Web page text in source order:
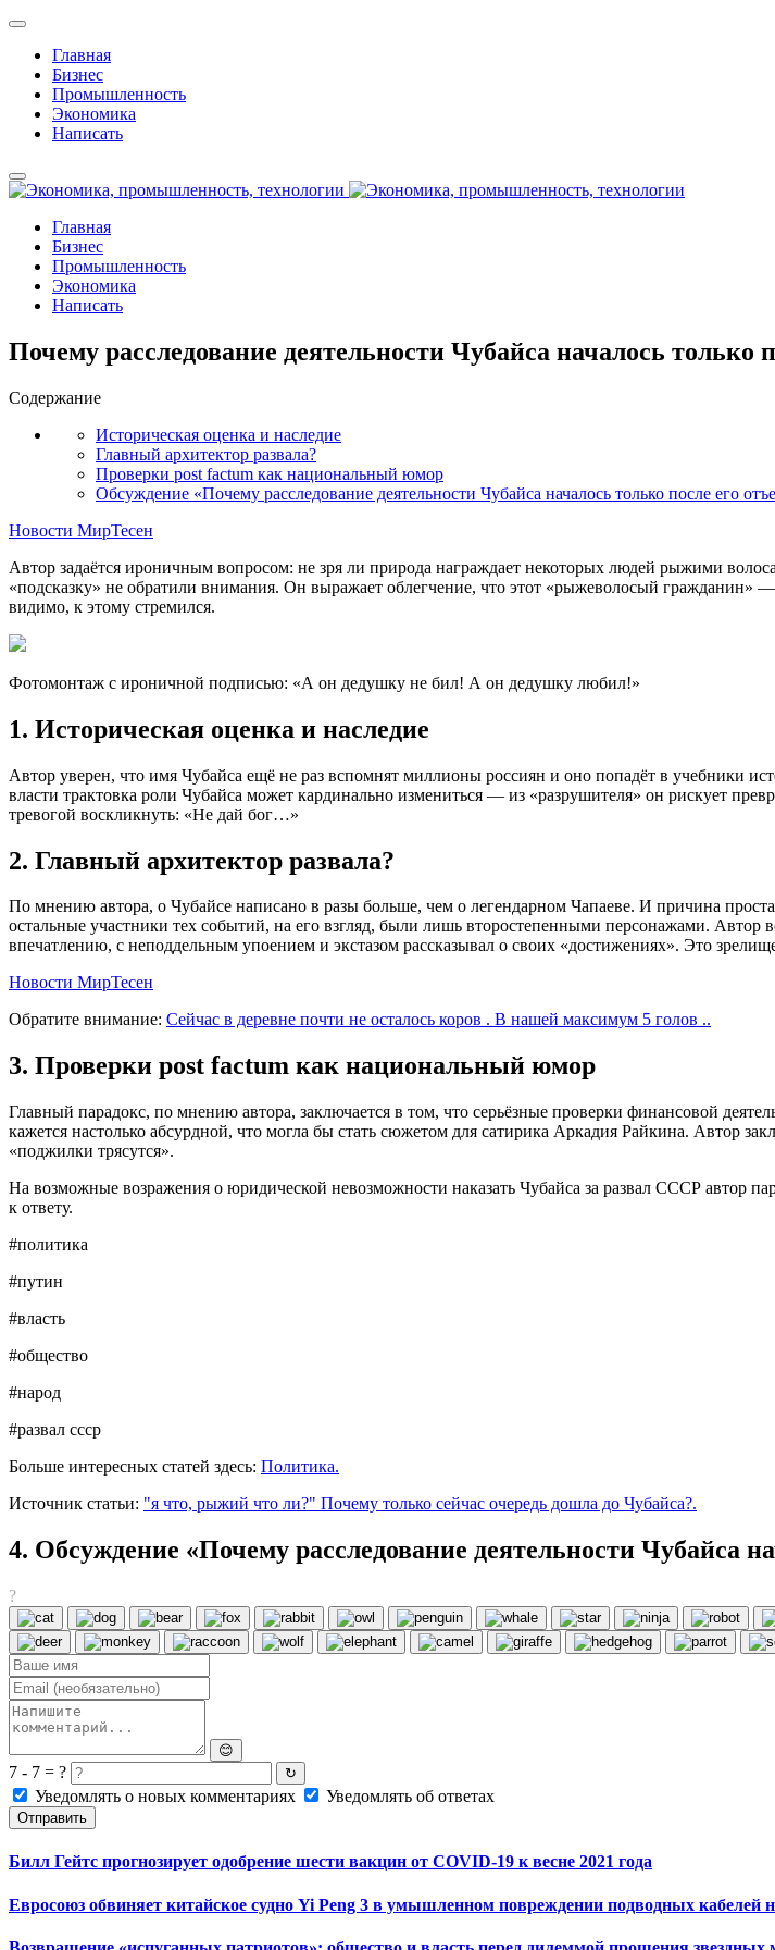
Главная
Бизнес
Промышленность
Экономика
Написать
Главная
Бизнес
Промышленность
Экономика
Написать
Почему расследование деятельности Чубайса началось только
Содержание
Историческая оценка и наследие
Главный архитектор развала?
Проверки post factum как национальный юмор
Обсуждение «Почему расследование деятельности Чубайса началось только после его
Новости МирТесен
Автор задаётся ироничным вопросом: не зря ли природа награждает некоторых людей рыжими
«подсказку» не обратили внимания. Он выражает облегчение, что этот «рыжеволосый гражданин»
видимо, к этому стремился.
Фотомонтаж с ироничной подписью: «А он дедушку не бил! А он дедушку любил!»
1. Историческая оценка и наследие
Автор уверен, что имя Чубайса ещё не раз вспомнят миллионы россиян и оно попадёт в учебники
власти трактовка роли Чубайса может кардинально измениться — из «разрушителя» он рискует
тревогой воскликнуть: «Не дай бог…»
2. Главный архитектор развала?
По мнению автора, о Чубайсе написано в разы больше, чем о легендарном Чапаеве. И причина
остальные участники тех событий, на его взгляд, были лишь второстепенными персонажами. Автор
впечатлению, с неподдельным упоением и экстазом рассказывал о своих «достижениях». Это
Новости МирТесен
Обратите внимание: Сейчас в деревне почти не осталось коров . В нашей максимум 5 голов ..
3. Проверки post factum как национальный юмор
Главный парадокс, по мнению автора, заключается в том, что серьёзные проверки финансовой
кажется настолько абсурдной, что могла бы стать сюжетом для сатирика Аркадия Райкина. Автор
«поджилки трясутся».
На возможные возражения о юридической невозможности наказать Чубайса за развал СССР автор
к ответу.
#политика
#путин
#власть
#общество
#народ
#развал ссср
Больше интересных статей здесь: Политика.
Источник статьи: "я что, рыжий что ли?" Почему только сейчас очередь дошла до Чубайса?.
4. Обсуждение «Почему расследование деятельности Чубайса
?
😊
7 - 7 = ? ↻
Уведомлять о новых комментариях Уведомлять об ответах
Отправить
Билл Гейтс прогнозирует одобрение шести вакцин от COVID-19 к весне 2021 года
Евросоюз обвиняет китайское судно Yi Peng 3 в умышленном повреждении подводных кабелей